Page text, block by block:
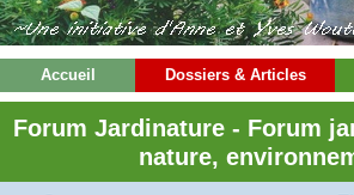
Accueil Dossiers & Articles
Forum Jardinature - Forum
nature,